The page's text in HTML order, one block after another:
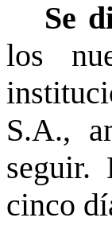
Se
los
S.A.,
seguir.
cinco